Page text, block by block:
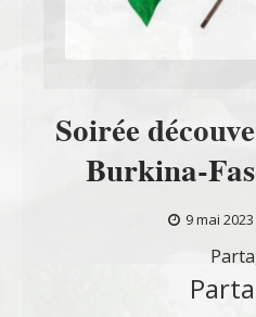
Soirée
Burkina-
9 mai 2023